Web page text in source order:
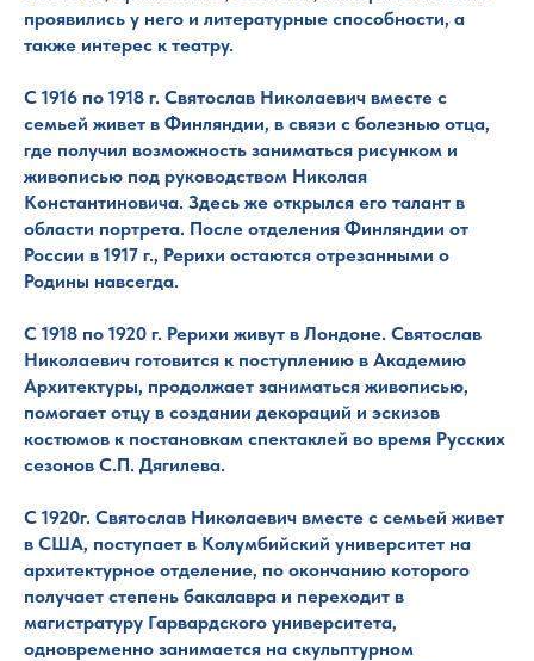
проявились у него и литературные способности, а
также интерес к театру.
С 1916 по 1918 г. Святослав Николаевич вместе с
семьей живет в Финляндии, в связи с болезнью отца,
где получил возможность заниматься рисунком и
живописью под руководством Николая
Константиновича. Здесь же открылся его талант в
области портрета. После отделения Финляндии от
России в 1917 г., Рерихи остаются отрезанными о
Родины навсегда.
С 1918 по 1920 г. Рерихи живут в Лондоне. Святослав
Николаевич готовится к поступлению в Академию
Архитектуры, продолжает заниматься живописью,
помогает отцу в создании декораций и эскизов
костюмов к постановкам спектаклей во время Русских
сезонов С.П. Дягилева.
С 1920г. Святослав Николаевич вместе с семьей живет
в США, поступает в Колумбийский университет на
архитектурное отделение, по окончанию которого
получает степень бакалавра и переходит в
магистратуру Гарвардского университета,
одновременно занимается на скульптурном